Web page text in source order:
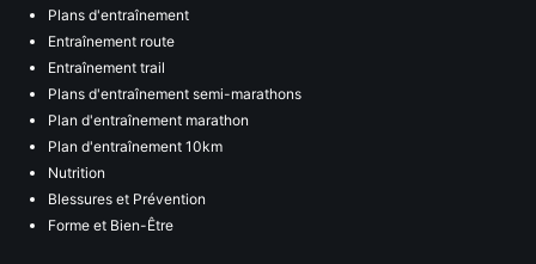
Plans d'entraînement
Entraînement route
Entraînement trail
Plans d'entraînement semi-marathons
Plan d'entraînement marathon
Plan d'entraînement 10km
Nutrition
Blessures et Prévention
Forme et Bien-Être